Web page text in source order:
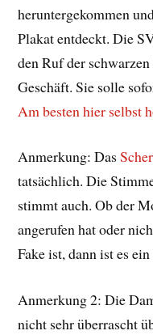
heruntergekommen
Plakat entdeckt. Die
den Ruf der
Geschäft. Sie solle
Am besten hier selbst
Anmerkung: Das
tatsächlich. Die
stimmt auch. Ob der
angerufen hat oder
Fake ist, dann ist es
Anmerkung 2: Die
nicht sehr überrascht